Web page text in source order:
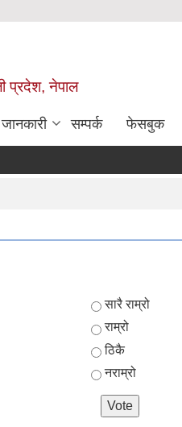
प्रदेश, नेपाल
सम्पर्क फेसबुक
Choices
सारै राम्रो
राम्रो
ठिकै
नराम्रो